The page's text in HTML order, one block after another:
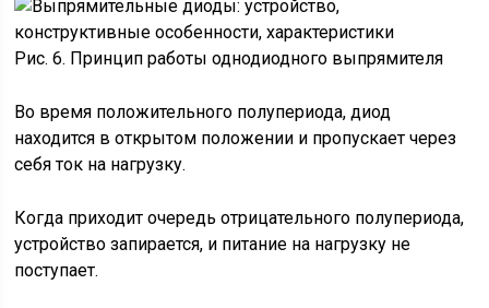
Рис. 6. Принцип работы однодиодного выпрямителя
Во время положительного полупериода, диод
находится в открытом положении и пропускает через
себя ток на нагрузку.
Когда приходит очередь отрицательного полупериода,
устройство запирается, и питание на нагрузку не
поступает.